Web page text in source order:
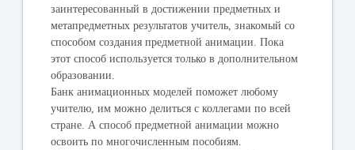
заинтересованный в достижении предметных и
метапредметных результатов учитель, знакомый со
способом создания предметной анимации. Пока
этот способ используется только в дополнительном
образовании.
Банк анимационных моделей поможет любому
учителю, им можно делиться с коллегами по всей
стране. А способ предметной анимации можно
освоить по многочисленным пособиям.